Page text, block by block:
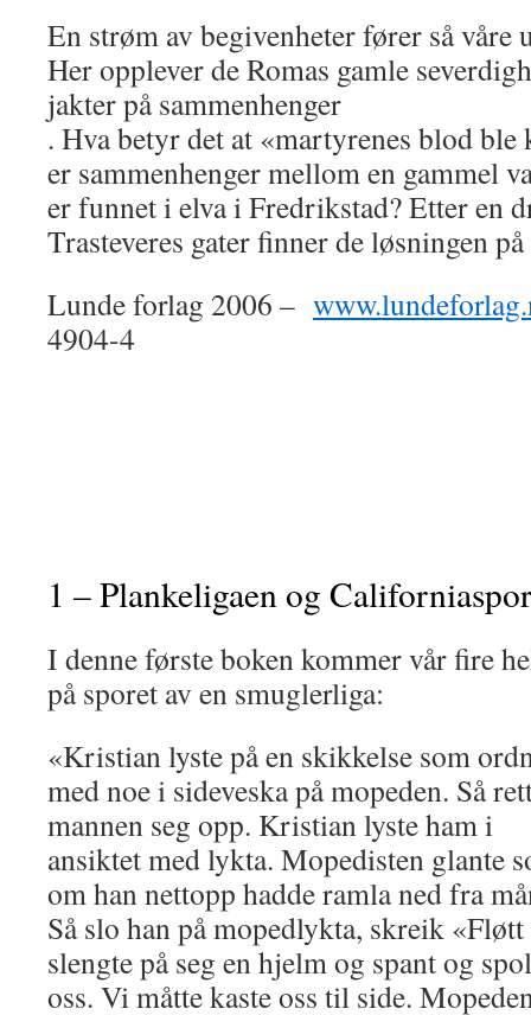
En strøm av begivenheter fører så våre
Her opplever de Romas gamle
jakter på sammenhenger
. Hva betyr det at «martyrenes blod
er sammenhenger mellom en gammel
er funnet i elva i Fredrikstad? Etter en
Trasteveres gater finner de løsningen
Lunde forlag 2006 –
4904-4
1 – Plankeligaen og
I denne første boken kommer vår fire
på sporet av en smuglerliga:
«Kristian lyste på en skikkelse som
med noe i sideveska på mopeden. Så
mannen seg opp. Kristian lyste ham i
ansiktet med lykta. Mopedisten glante
om han nettopp hadde ramla ned fra
Så slo han på mopedlykta, skreik
slengte på seg en hjelm og spant og
oss. Vi måtte kaste oss til side.